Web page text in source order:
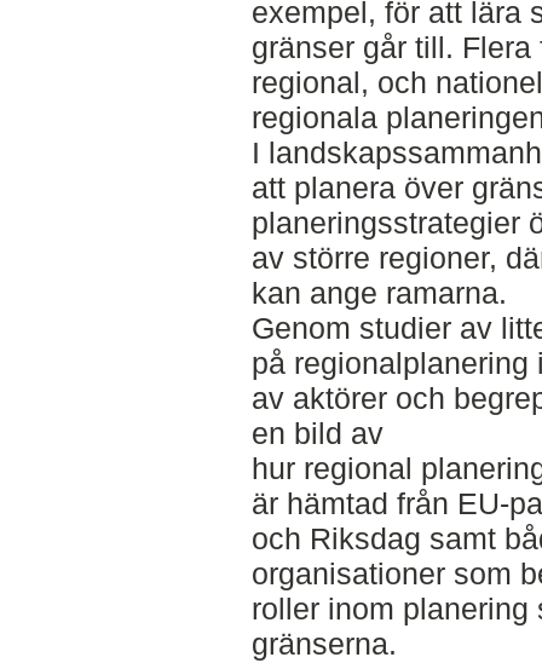
exempel, för att lära
gränser går till.
regional, och
regionala
I
att planera över
planeringsstrategier
av större regioner,
kan ange ramarna.
Genom studier av
på
av aktörer och
en bild av
hur regional
är hämtad från
och Riksdag samt
organisationer som
roller inom planering
gränserna.